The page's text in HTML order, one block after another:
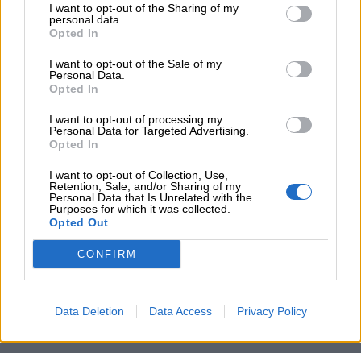
I want to opt-out of the Sharing of my
personal data.
Opted In
I want to opt-out of the Sale of my
Personal Data.
Opted In
I want to opt-out of processing my
Personal Data for Targeted Advertising.
Opted In
I want to opt-out of Collection, Use,
Retention, Sale, and/or Sharing of my
Personal Data that Is Unrelated with the
Purposes for which it was collected.
Opted Out
CONFIRM
Data Deletion Data Access Privacy Policy
policy
Scopri di più